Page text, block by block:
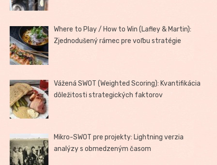
Where to Play / How to Win (Lafley & Martin):
Zjednodušený rámec pre voľbu stratégie
Vážená SWOT (Weighted Scoring): Kvantifikácia
dôležitosti strategických faktorov
Mikro-SWOT pre projekty: Lightning verzia
analýzy s obmedzeným časom